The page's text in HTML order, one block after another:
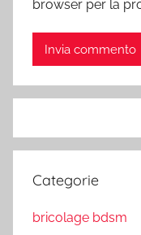
browser per la
Categorie
bricolage bdsm